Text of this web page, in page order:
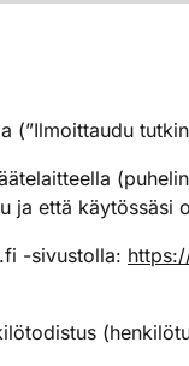
(”Ilmoittaudu
ja että käytössäsi
-sivustolla: